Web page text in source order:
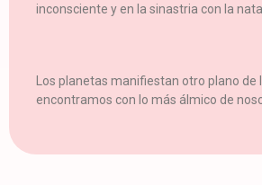
inconsciente y en la sinastria con la
Los planetas manifiestan otro plano de
encontramos con lo más álmico de